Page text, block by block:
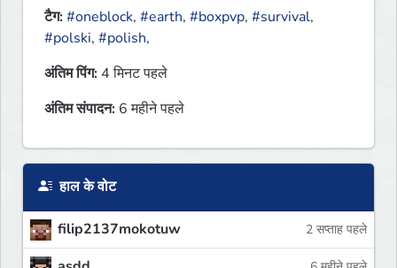
टैग:#oneblock, #earth, #boxpvp, #survival,
#polski, #polish,
अंतिम पिंग: 4 मिनट पहले
अंतिम संपादन: 6 महीने पहले
हाल के वोट
filip2137mokotuw 2 सप्ताह पहले